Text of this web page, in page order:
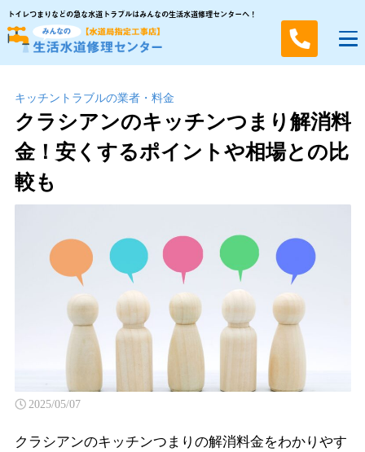
トイレつまりなどの急な水道トラブルはみんなの生活水道修理センターへ！
キッチントラブルの業者・料金
クラシアンのキッチンつまり解消料
金！安くするポイントや相場との比
較も
2025/05/07
クラシアンのキッチンつまりの解消料金をわかりやす